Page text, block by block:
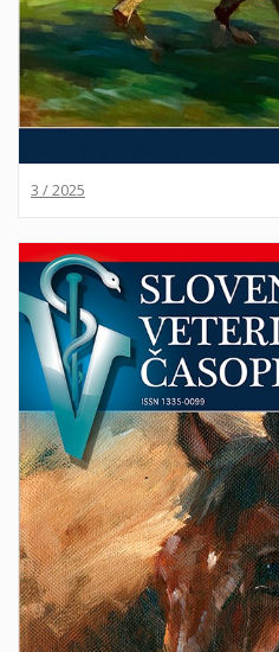
3 / 2025